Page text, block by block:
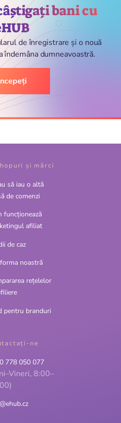
bani cu
de înregistrare și o nouă
îndemâna dumneavoastră.
și mărci
să iau o altă
de comenzi
funcționează
afiliat
de caz
noastră
rețelelor
pentru branduri
ne
778 050 077
8:00–